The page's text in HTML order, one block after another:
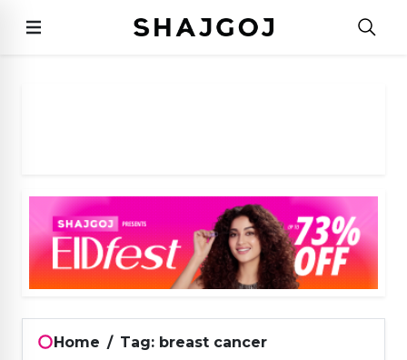
Home / Tag: breast cancer